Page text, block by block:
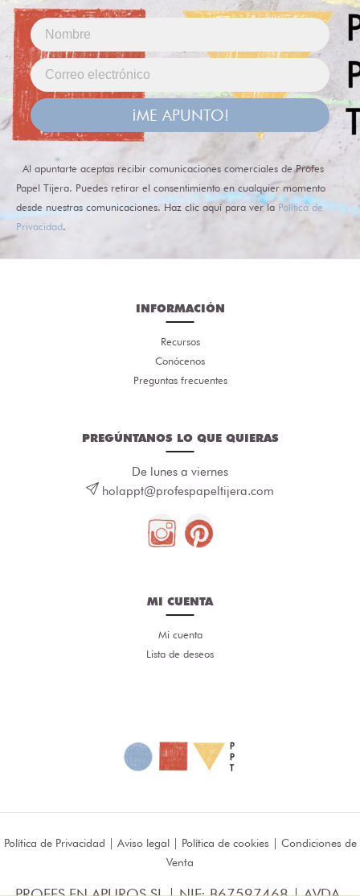
¡ME APUNTO!
Al apuntarte aceptas recibir comunicaciones comerciales de Profes
Papel Tijera. Puedes retirar el consentimiento en cualquier momento
desde nuestras comunicaciones. Haz clic aquí para ver la Política de
Privacidad.
INFORMACIÓN
Recursos
Conócenos
Preguntas frecuentes
PREGÚNTANOS LO QUE QUIERAS
De lunes a viernes
holappt@profespapeltijera.com
MI CUENTA
Mi cuenta
Lista de deseos
Política de Privacidad | Aviso legal| Política de cookies | Condiciones de
Venta